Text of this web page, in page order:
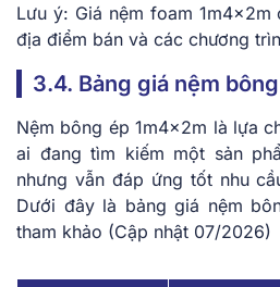
Lưu ý: Giá nệm foam
địa điểm bán và các chương
3.4. Bảng giá nệm
Nệm bông ép 1m4x2m là lựa
ai đang tìm kiếm một sản
nhưng vẫn đáp ứng tốt nhu
Dưới đây là bảng giá nệm
tham khảo (Cập nhật 07/2026)